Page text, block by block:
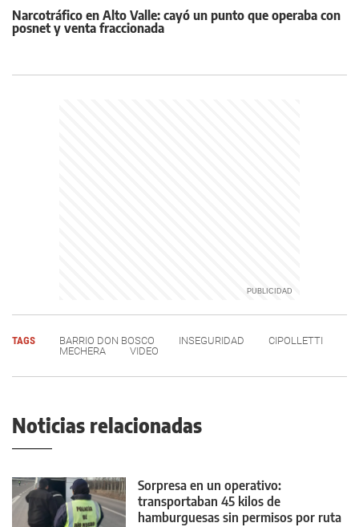
Narcotráfico en Alto Valle: cayó un punto que operaba con
posnet y venta fraccionada
TAGS BARRIO DON BOSCO INSEGURIDAD
CIPOLLETTI
MECHERA
VIDEO
Noticias relacionadas
Sorpresa en un operativo:
transportaban 45 kilos de
hamburguesas sin permisos por ruta